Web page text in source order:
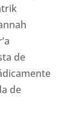
de
de